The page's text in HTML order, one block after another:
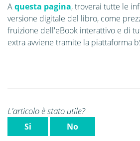
Aquesta pagina, troverai tutte le
versione digitale del libro, come
fruizione dell'eBook interattivo e di
extra avviene tramite la piattaforma
L'articolo è stato utile?
Si No